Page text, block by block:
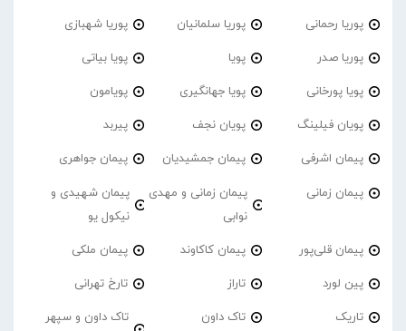
پوریا رحمانی پوریا سلمانیان پوریا شهبازی
پوریا صدر پویا پویا بیاتی
پویا پورخانی پویا جهانگیری پویامون
پویان فیلینگ پویان نجف پیربد
پیمان اشرفی پیمان جمشیدیان پیمان جواهری
پیمان زمانی
پیمان زمانی و مهدی
نوابی
پیمان شهیدی و
نیکول یو
پیمان قلی‌پور پیمان کاکاوند پیمان ملکی
پین لورد تاراز تارخ تهرانی
تاریک تاک داون
تاک داون و سپهر